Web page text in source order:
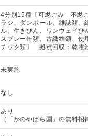
4分別15種〔可燃ごみ 不燃
ラシ、ダンボール、雑誌類、
ル、生きびん、ワンウェイび
スプレー缶類、古繊維類、
チック類〕 拠点回収：乾
未実施
なし
あり
（
「かのやばら園」の無料招